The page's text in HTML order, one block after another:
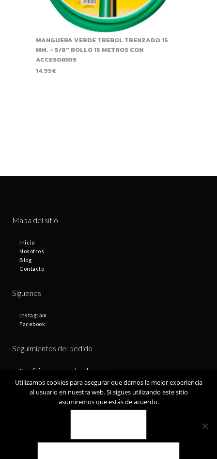
MANGUERA VERDE TREBOL TRENZADO 15
MM. - 5/8" ROLLO 15 METROS CON
ACCESORIOS
14,95€
Mapa del sitio
Inicio
Nosotros
Blog
Contacto
Síguenos
Instagram
Facebook
Seguimientos del pedido
Condiciones generales de compra
Plazos de entrega
Política de privacidad
Política de cookies
© Fontamax 2019
Utilizamos cookies para asegurar que damos la mejor experiencia
al usuario en nuestra web. Si sigues utilizando este sitio
asumiremos que estás de acuerdo.